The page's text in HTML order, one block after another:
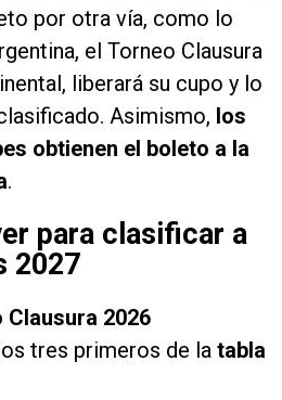
por otra vía, como lo
el Torneo Clausura
liberará su cupo y lo
Asimismo, los
obtienen el boleto a la
.
para clasificar a
2027
Clausura 2026
tres primeros de la tabla